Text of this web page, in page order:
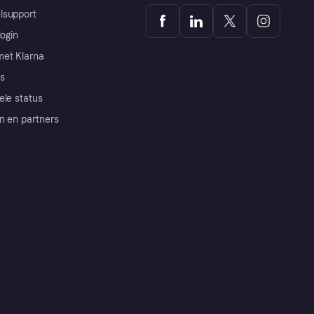
Klarna
status
en partners